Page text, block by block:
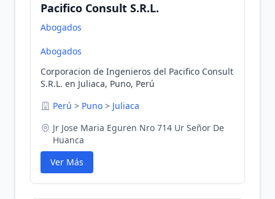
Pacifico Consult S.R.L.
Abogados
Abogados
Corporacion de Ingenieros del Pacifico Consult
S.R.L. en Juliaca, Puno, Perú
Perú > Puno > Juliaca
Jr Jose Maria Eguren Nro 714 Ur Señor De
Huanca
Ver Más